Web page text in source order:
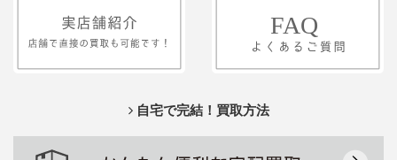
自宅で完結！買取方法